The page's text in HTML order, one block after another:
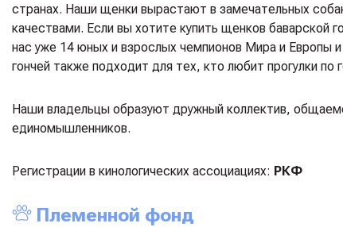
странах. Наши щенки вырастают в замечательных
качествами. Если вы хотите купить щенков баварской
нас уже 14 юных и взрослых чемпионов Мира и Европы
гончей также подходит для тех, кто любит прогулки по
Наши владельцы образуют дружный коллектив,
единомышленников.
Регистрации в кинологических ассоциациях: РКФ
Племенной фонд